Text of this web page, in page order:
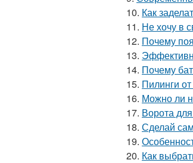
10. Как
11. Не хочу в
12. Почему
13.
14. Почему
15. Пилинги
16. Можно ли
17. Ворота
18. Сделай
19.
20. Как